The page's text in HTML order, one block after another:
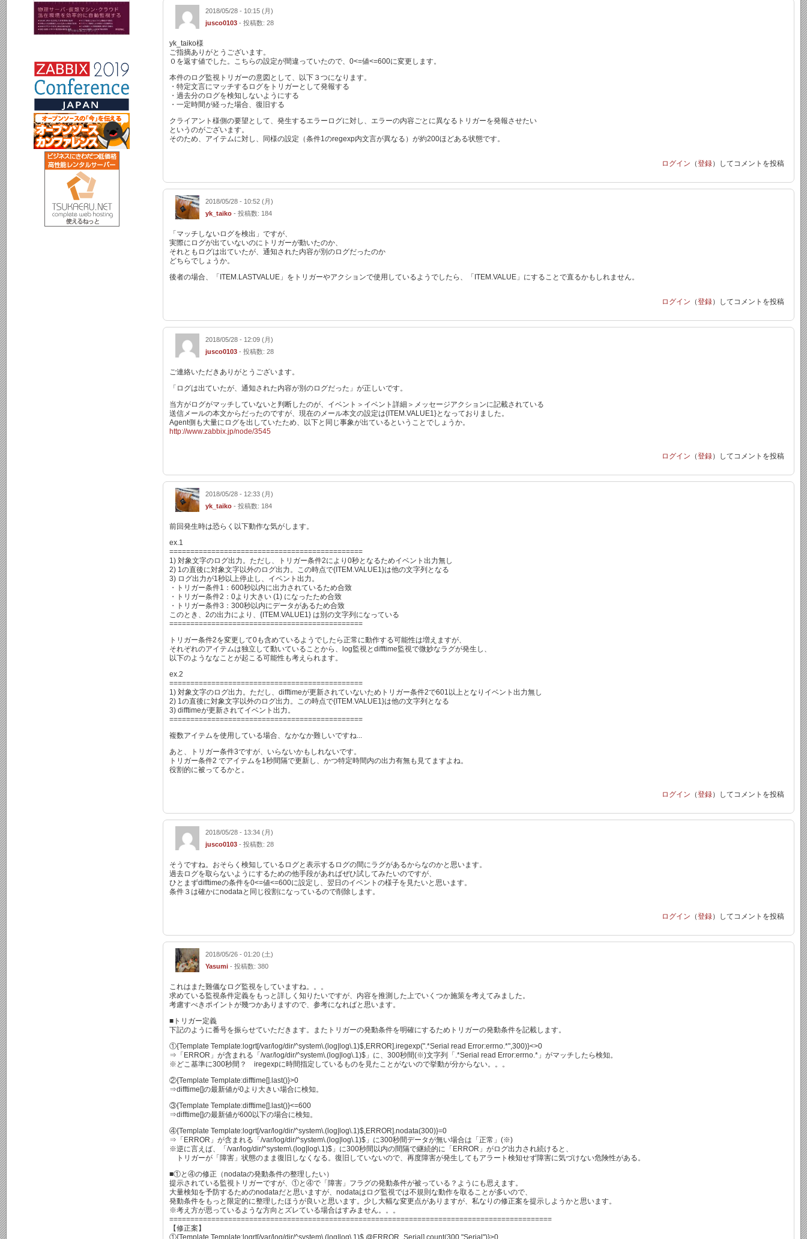
2018/05/28 - 10:15 (月)
jusco0103 - 投稿数: 28
yk_taiko様
ご指摘ありがとうございます。
０を返す値でした。こちらの設定が間違っていたので、0<=値<=600に変更します。
本件のログ監視トリガーの意図として、以下３つになります。
・特定文言にマッチするログをトリガーとして発報する
・過去分のログを検知しないようにする
・一定時間が経った場合、復旧する
クライアント様側の要望として、発生するエラーログに対し、エラーの内容ごとに異なるトリガーを発報させたい
というのがございます。
そのため、アイテムに対し、同様の設定（条件1のregexp内文言が異なる）が約200ほどある状態です。
ログイン （登録）してコメントを投稿
2018/05/28 - 10:52 (月)
yk_taiko - 投稿数: 184
「マッチしないログを検出」ですが、
実際にログが出ていないのにトリガーが動いたのか、
それともログは出ていたが、通知された内容が別のログだったのか
どちらでしょうか。
後者の場合、「ITEM.LASTVALUE」をトリガーやアクションで使用しているようでしたら、「ITEM.VALUE」にすることで直るかもしれません。
ログイン （登録）してコメントを投稿
2018/05/28 - 12:09 (月)
jusco0103 - 投稿数: 28
ご連絡いただきありがとうございます。
「ログは出ていたが、通知された内容が別のログだった」が正しいです。
当方がログがマッチしていないと判断したのが、イベント＞イベント詳細＞メッセージアクションに記載されている
送信メールの本文からだったのですが、現在のメール本文の設定は{ITEM.VALUE1}となっておりました。
Agent側も大量にログを出していたため、以下と同じ事象が出ているということでしょうか。
http://www.zabbix.jp/node/3545
ログイン （登録）してコメントを投稿
2018/05/28 - 12:33 (月)
yk_taiko - 投稿数: 184
前回発生時は恐らく以下動作な気がします。
ex.1
==============================================
1) 対象文字のログ出力。ただし、トリガー条件2により0秒となるためイベント出力無し
2) 1の直後に対象文字以外のログ出力。この時点で{ITEM.VALUE1}は他の文字列となる
3) ログ出力が1秒以上停止し、イベント出力。
・トリガー条件1：600秒以内に出力されているため合致
・トリガー条件2：0より大きい (1) になったため合致
・トリガー条件3：300秒以内にデータがあるため合致
このとき、2の出力により、{ITEM.VALUE1} は別の文字列になっている
==============================================
トリガー条件2を変更して0も含めているようでしたら正常に動作する可能性は増えますが、
それぞれのアイテムは独立して動いていることから、log監視とdifftime監視で微妙なラグが発生し、
以下のようななことが起こる可能性も考えられます。
ex.2
==============================================
1) 対象文字のログ出力。ただし、difftimeが更新されていないためトリガー条件2で601以上となりイベント出力無し
2) 1の直後に対象文字以外のログ出力。この時点で{ITEM.VALUE1}は他の文字列となる
3) difftimeが更新されてイベント出力。
==============================================
複数アイテムを使用している場合、なかなか難しいですね...
あと、トリガー条件3ですが、いらないかもしれないです。
トリガー条件2 でアイテムを1秒間隔で更新し、かつ特定時間内の出力有無も見てますよね。
役割的に被ってるかと。
ログイン （登録）してコメントを投稿
2018/05/28 - 13:34 (月)
jusco0103 - 投稿数: 28
そうですね。おそらく検知しているログと表示するログの間にラグがあるからなのかと思います。
過去ログを取らないようにするための他手段があればぜひ試してみたいのですが、
ひとまずdifftimeの条件を0<=値<=600に設定し、翌日のイベントの様子を見たいと思います。
条件３は確かにnodataと同じ役割になっているので削除します。
ログイン （登録）してコメントを投稿
2018/05/26 - 01:20 (土)
Yasumi - 投稿数: 380
これはまた難儀なログ監視をしていますね。。。
求めている監視条件定義をもっと詳しく知りたいですが、内容を推測した上でいくつか施策を考えてみました。
考慮すべきポイントが幾つかありますので、参考になればと思います。
■トリガー定義
下記のように番号を振らせていただきます。またトリガーの発動条件を明確にするためトリガーの発動条件を記載します。
①{Template Template:logrt[/var/log/dir/^system\.(log|log\.1)$,ERROR].iregexp(".*Serial read Error:errno.*",300)}<>0
⇒「ERROR」が含まれる「/var/log/dir/^system\.(log|log\.1)$」に、300秒間(※)文字列「.*Serial read Error:errno.*」がマッチしたら検知。
※どこ基準に300秒間？ iregexpに時間指定しているものを見たことがないので挙動が分からない。。。
②{Template Template:difftime[].last()}>0
⇒difftime[]の最新値が0より大きい場合に検知。
③{Template Template:difftime[].last()}<=600
⇒difftime[]の最新値が600以下の場合に検知。
④{Template Template:logrt[/var/log/dir/^system\.(log|log\.1)$,ERROR].nodata(300)}=0
⇒「ERROR」が含まれる「/var/log/dir/^system\.(log|log\.1)$」に300秒間データが無い場合は「正常」(※)
※逆に言えば、「/var/log/dir/^system\.(log|log\.1)$」に300秒間以内の間隔で継続的に「ERROR」がログ出力され続けると、
トリガーが「障害」状態のまま復旧しなくなる。復旧していないので、再度障害が発生してもアラート検知せず障害に気づけない危険性がある。
■①と④の修正（nodataの発動条件の整理したい）
提示されている監視トリガーですが、①と④で「障害」フラグの発動条件が被っている？ようにも思えます。
大量検知を予防するためのnodataだと思いますが、nodataはログ監視では不規則な動作を取ることが多いので、
発動条件をもっと限定的に整理したほうが良いと思います。少し大幅な変更点がありますが、私なりの修正案を提示しようかと思います。
※考え方が思っているような方向とズレている場合はすみません。。。
===========================================================================================
【修正案】
①{Template Template:logrt[/var/log/dir/^system\.(log|log\.1)$,@ERROR_Serial].count(300,"Serial")}>0